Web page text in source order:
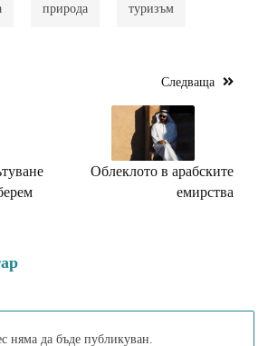
природа туризъм
Следваща
Облеклото в арабските
емирства
няма да бъде публикуван.